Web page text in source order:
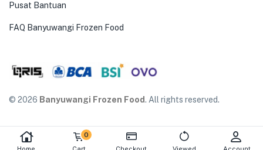
0
Pusat Bantuan
FAQ Banyuwangi Frozen Food
© 2026 Banyuwangi Frozen Food. All rights reserved.